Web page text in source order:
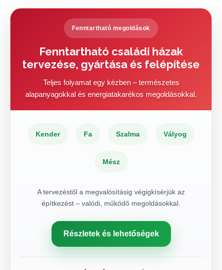
Fenntartható megoldások
Fenntartható családi házak
tervezése, gyártása és felépítése
Teljes folyamat egy kézben – természetes
alapanyagokkal és energiatakarékos megoldásokkal.
Kender Fa Szalma Vályog
Mész
A tervezéstől a megvalósításig végigkísérjük az
építkezést – valódi, működő megoldásokkal.
Részletek és lehetőségek